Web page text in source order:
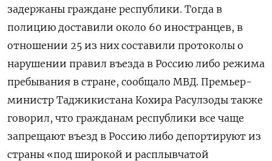
задержаны граждане республики. Тогда в
полицию доставили около 60 иностранцев, в
отношении 25 из них составили протоколы о
нарушении правил въезда в Россию либо режима
пребывания в стране, сообщало МВД. Премьер-
министр Таджикистана Кохира Расулзоды также
говорил, что гражданам республики все чаще
запрещают въезд в Россию либо депортируют из
страны «под широкой и расплывчатой